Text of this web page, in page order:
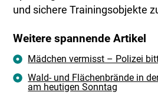
und sichere Trainingsobjekte
Weitere spannende Artikel
Mädchen vermisst – Polizei
Wald- und Flächenbrände in
am heutigen Sonntag